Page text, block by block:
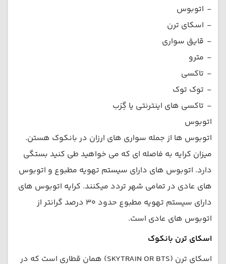
- اتوبوس
- اسکای ترن
- قایق سواری
- مترو
- تاکسی
- توک توک
- تاکسی های اینترنتی یا گِرَب
اتوبوس
اتوبوس ها از جمله سواری های ارزان در بانکوک هستن.
میزان کرایه به فاصله ای که می خواهید طی کنید بستگی
دارد. اتوبوس های دارای سیستم تهویه مطبوع و اتوبوس
های عادی در تمامی شهر تردد میکنند. کرایه اتوبوس های
دارای سیستم تهویه مطبوع حدود 30 درصد گرانتر از
اتوبوس های عادی است.
اسکای ترن بانکوک
اسکای ترن (SKYTRAIN OR BTS) همان قطاری است که در